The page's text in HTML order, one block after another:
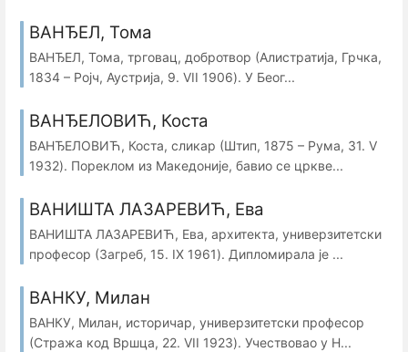
ВАНЂЕЛ, Тома
ВАНЂЕЛ, Тома, трговац, добротвор (Алистратија, Грчка,
1834 – Ројч, Аустрија, 9. VII 1906). У Беог...
ВАНЂЕЛОВИЋ, Коста
ВАНЂЕЛОВИЋ, Коста, сликар (Штип, 1875 – Рума, 31. V
1932). Пореклом из Македоније, бавио се цркве...
ВАНИШТА ЛАЗАРЕВИЋ, Ева
ВАНИШТА ЛАЗАРЕВИЋ, Ева, архитекта, универзитетски
професор (Загреб, 15. IX 1961). Дипломирала је ...
ВАНКУ, Милан
ВАНКУ, Милан, историчар, универзитетски професор
(Стража код Вршца, 22. VII 1923). Учествовао у Н...